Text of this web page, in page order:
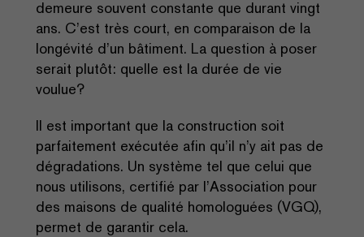
demeure souvent constante que durant vingt
ans. C’est très court, en comparaison de la
longévité d’un bâtiment. La question à poser
serait plutôt: quelle est la durée de vie
voulue?
Il est important que la construction soit
parfaitement exécutée afin qu’il n’y ait pas de
dégradations. Un système tel que celui que
nous utilisons, certifié par l’Association pour
des maisons de qualité homologuées (VGQ),
permet de garantir cela.